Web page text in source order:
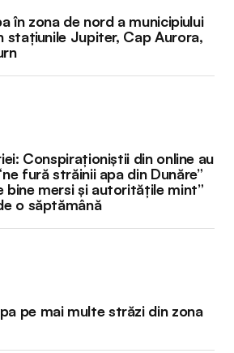
în zona de nord a municipiului
stațiunile Jupiter, Cap Aurora,
Conspiraționiștii din online au
fură străinii apa din Dunăre”
bine mersi și autoritățile mint”
o săptămână
pe mai multe străzi din zona